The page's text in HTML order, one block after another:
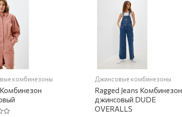
комбинезоны Джинсовые комбинезоны
Ragged Jeans Комбинезон
джинсовый DUDE
OVERALLS